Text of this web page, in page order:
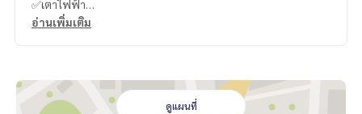
✅เตาไฟฟ้า
✅เตียง
----------------------------------------
อ่านเพิ่มเติม
ดูแผนที่